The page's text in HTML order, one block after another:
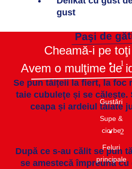
gust
Paşi de
1
Se pun tăițeii la fiert, la foc
taie cubuleţe și se călește.
ceapa și ardeiul tăiate
2
După ce s-au călit se pun
se amestecă împreună
Cheamă-i pe
Avem o mulţime de
Gustări​
Supe &
ciorbe​
Feluri
principale